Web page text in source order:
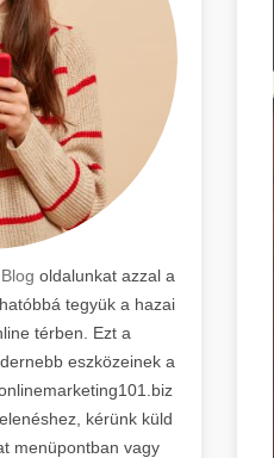
Blog oldalunkat azzal a
tegyük a hazai
térben. Ezt a
eszközeinek a
kérünk küld
menüpontban vagy